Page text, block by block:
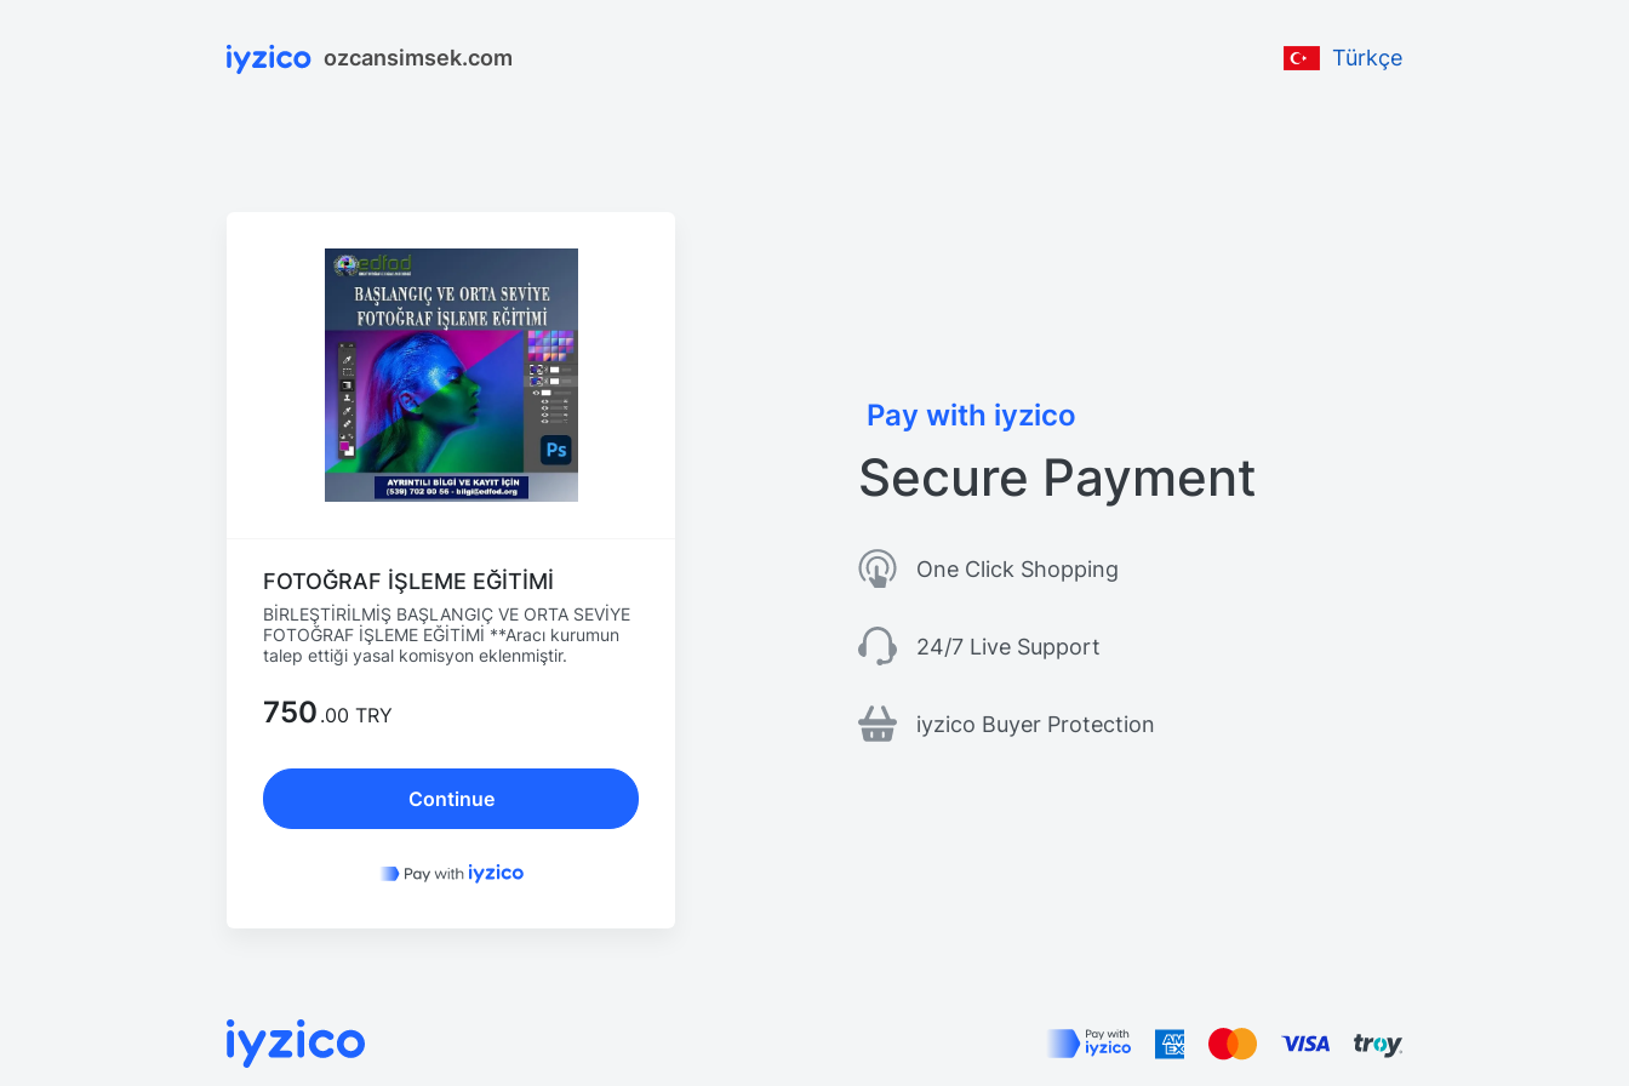
ozcansimsek.com Türkçe
FOTOĞRAF İŞLEME EĞİTİMİ
BİRLEŞTİRİLMİŞ BAŞLANGIÇ VE ORTA SEVİYE
FOTOĞRAF İŞLEME EĞİTİMİ **Aracı kurumun
talep ettiği yasal komisyon eklenmiştir.
750 .00 TRY
Continue
Pay with iyzico
Secure Payment
One Click Shopping
24/7 Live Support
iyzico Buyer Protection